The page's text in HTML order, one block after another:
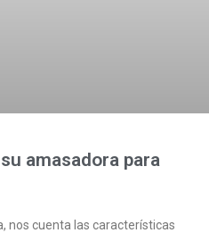
amasadora para
nos cuenta las características